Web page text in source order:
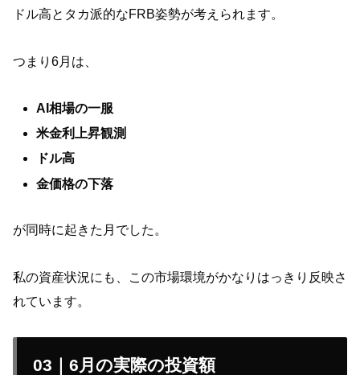
ドル高とタカ派的なFRB姿勢が考えられます。
つまり6月は、
AI相場の一服
米金利上昇観測
ドル高
金価格の下落
が同時に起きた月でした。
私の資産状況にも、この市場環境がかなりはっきり反映さ
れています。
03｜6月の実際の投資額